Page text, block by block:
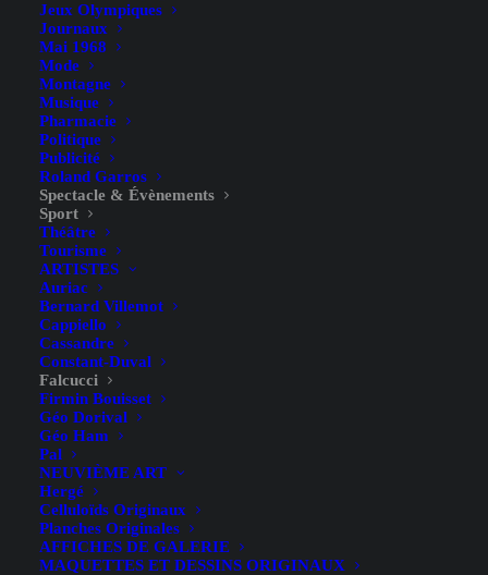
Jeux Olympiques
Journaux
Mai 1968
Mode
Montagne
Musique
Pharmacie
Politique
Publicité
Roland Garros
Spectacle & Évènements
Sport
Théâtre
Tourisme
ARTISTES
Auriac
Bernard Villemot
Cappiello
Cassandre
Constant-Duval
Falcucci
Firmin Bouisset
Géo Dorival
Géo Ham
Pal
NEUVIÈME ART
Hergé
Celluloïds Originaux
Planches Originales
AFFICHES DE GALERIE
MAQUETTES ET DESSINS ORIGINAUX
Grand Prix Automobile de
Monaco – Falcucci – 1983